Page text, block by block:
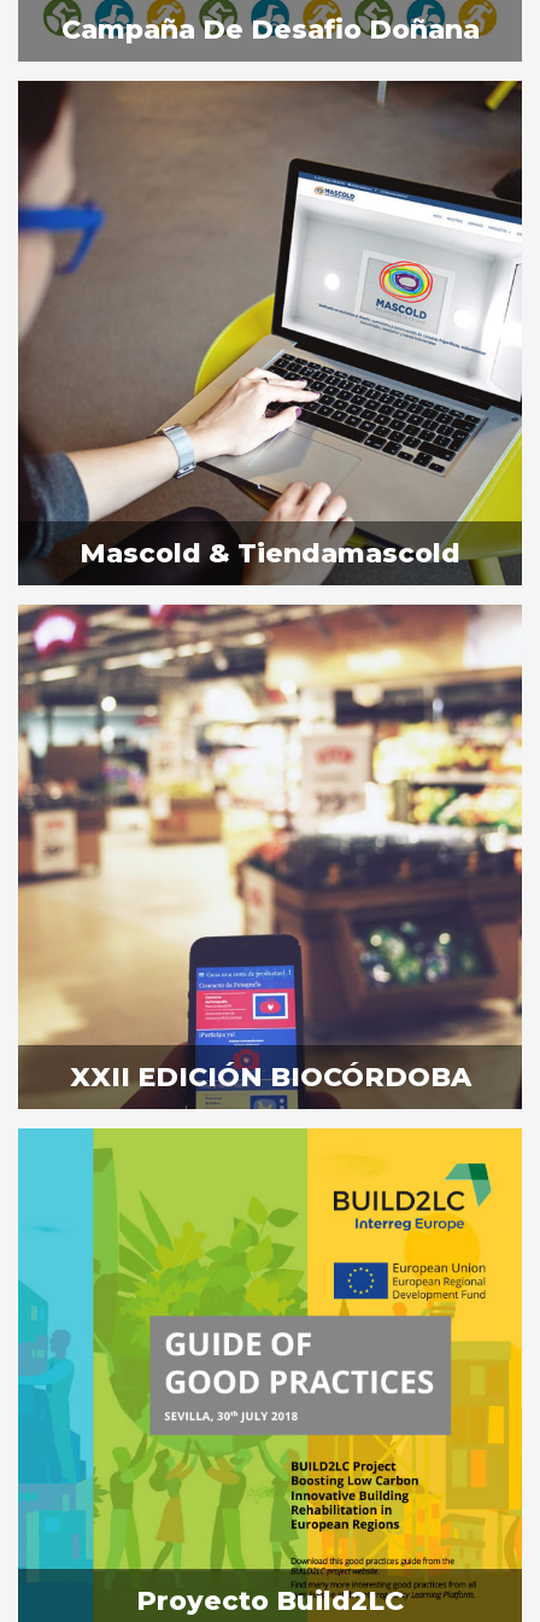
Campaña De Desafio Doñana
Mascold & Tiendamascold
XXII EDICIÓN BIOCÓRDOBA
Proyecto Build2LC